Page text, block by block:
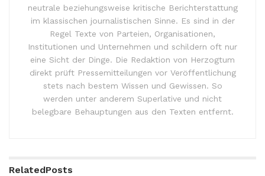
neutrale beziehungsweise kritische Berichterstattung
im klassischen journalistischen Sinne. Es sind in der
Regel Texte von Parteien, Organisationen,
Institutionen und Unternehmen und schildern oft nur
eine Sicht der Dinge. Die Redaktion von Herzogtum
direkt prüft Pressemitteilungen vor Veröffentlichung
stets nach bestem Wissen und Gewissen. So
werden unter anderem Superlative und nicht
belegbare Behauptungen aus den Texten entfernt.
RelatedPosts